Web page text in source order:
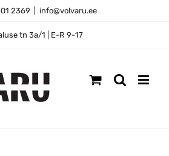
2369 info@volvaru.ee
tn 3a/1 | E-R 9-17